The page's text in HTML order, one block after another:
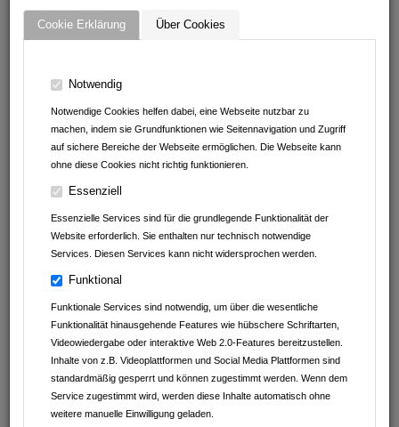
Cookie Erklärung Über Cookies
Notwendig
Notwendige Cookies helfen dabei, eine Webseite nutzbar zu
machen, indem sie Grundfunktionen wie Seitennavigation und Zugriff
auf sichere Bereiche der Webseite ermöglichen. Die Webseite kann
ohne diese Cookies nicht richtig funktionieren.
Essenziell
Essenzielle Services sind für die grundlegende Funktionalität der
Website erforderlich. Sie enthalten nur technisch notwendige
Services. Diesen Services kann nicht widersprochen werden.
Funktional
Funktionale Services sind notwendig, um über die wesentliche
Funktionalität hinausgehende Features wie hübschere Schriftarten,
Videowiedergabe oder interaktive Web 2.0-Features bereitzustellen.
Inhalte von z.B. Videoplattformen und Social Media Plattformen sind
standardmäßig gesperrt und können zugestimmt werden. Wenn dem
Service zugestimmt wird, werden diese Inhalte automatisch ohne
weitere manuelle Einwilligung geladen.
Fahrschule Florian Leichtle
Andrea Erath - Seven Sundays Schlafsysteme
Kartoffelhof Schmälzle
Leintalzoo Schwaigern
Geschrieben am
MANTRAILING IM
TIERPARK
Eine Gruppe des K-9 Suchhunde Kraichgau trainiert im Leintalzoo
ab 10 Uhr die Personensuche. Keine Angst, die Hunde sind die